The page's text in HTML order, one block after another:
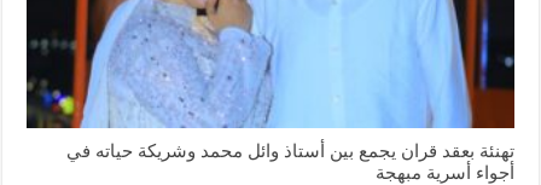
تهنئة بعقد قران يجمع بين أستاذ وائل محمد وشريكة حياته في
أجواء أسرية مبهجة